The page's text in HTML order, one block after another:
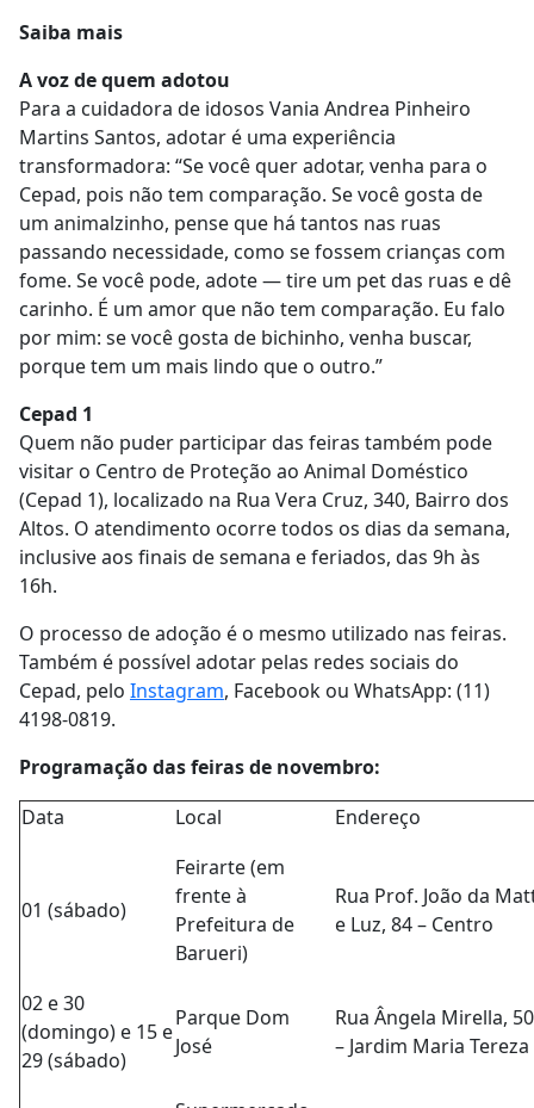
Saiba mais
A voz de quem adotou
Para a cuidadora de idosos Vania Andrea Pinheiro
Martins Santos, adotar é uma experiência
transformadora: “Se você quer adotar, venha para o
Cepad, pois não tem comparação. Se você gosta de
um animalzinho, pense que há tantos nas ruas
passando necessidade, como se fossem crianças com
fome. Se você pode, adote — tire um pet das ruas e dê
carinho. É um amor que não tem comparação. Eu falo
por mim: se você gosta de bichinho, venha buscar,
porque tem um mais lindo que o outro.”
Cepad 1
Quem não puder participar das feiras também pode
visitar o Centro de Proteção ao Animal Doméstico
(Cepad 1), localizado na Rua Vera Cruz, 340, Bairro dos
Altos. O atendimento ocorre todos os dias da semana,
inclusive aos finais de semana e feriados, das 9h às
16h.
O processo de adoção é o mesmo utilizado nas feiras.
Também é possível adotar pelas redes sociais do
Cepad, pelo Instagram, Facebook ou WhatsApp: (11)
4198-0819.
Programação das feiras de novembro:
Data
Local Endereço
01 (sábado)
Feirarte (em
frente à
Prefeitura de
Barueri)
Rua Prof. João da
e Luz, 84 – Centro
02 e 30
(domingo) e 15 e
29 (sábado)
Parque Dom
José
Rua Ângela Mirella,
– Jardim Maria Tereza